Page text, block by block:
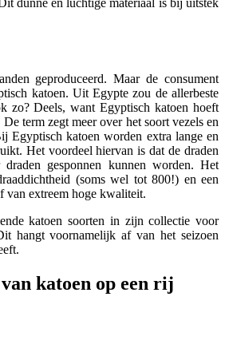
geproduceerd. Maar de consument
katoen. Uit Egypte zou de allerbeste
zo? Deels, want Egyptisch katoen hoeft
term zegt meer over het soort vezels en
Egyptisch katoen worden extra lange en
Het voordeel hiervan is dat de draden
gesponnen kunnen worden. Het
(soms wel tot 800!) en een
van extreem hoge kwaliteit.
katoen soorten in zijn collectie voor
hangt voornamelijk af van het seizoen
katoen op een rij